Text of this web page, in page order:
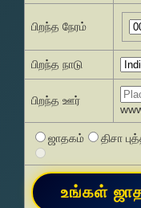
பிறந்த நேரம்
பிறந்த நாடு
பிறந்த ஊர்
ஜாதகம் திசா